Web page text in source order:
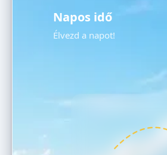
Napos idő
Élvezd a napot!